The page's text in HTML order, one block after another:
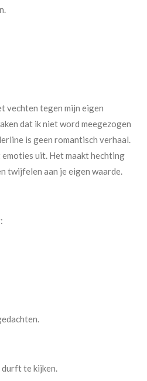
vechten tegen mijn eigen
dat ik niet word meegezogen
is geen romantisch verhaal.
uit. Het maakt hechting
twijfelen aan je eigen waarde.
durft te kijken.